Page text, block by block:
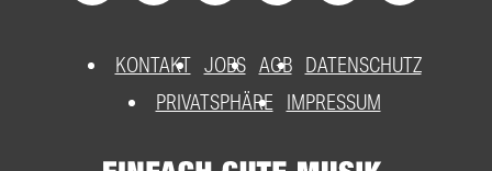
KONTAKT JOBS AGB DATENSCHUTZ
PRIVATSPHÄRE
IMPRESSUM